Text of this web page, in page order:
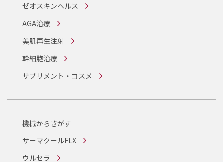
ゼオスキンヘルス
AGA治療
美肌再生注射
幹細胞治療
サプリメント・コスメ
機械からさがす
サーマクールFLX
ウルセラ